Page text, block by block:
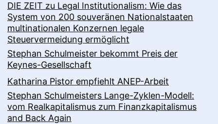
DIE ZEIT zu Legal Institutionalism: Wie das
System von 200 souveränen Nationalstaaten
multinationalen Konzernen legale
Steuervermeidung ermöglicht
Stephan Schulmeister bekommt Preis der
Keynes-Gesellschaft
Katharina Pistor empfiehlt ANEP-Arbeit
Stephan Schulmeisters Lange-Zyklen-Modell:
vom Realkapitalismus zum Finanzkapitalismus
and Back Again